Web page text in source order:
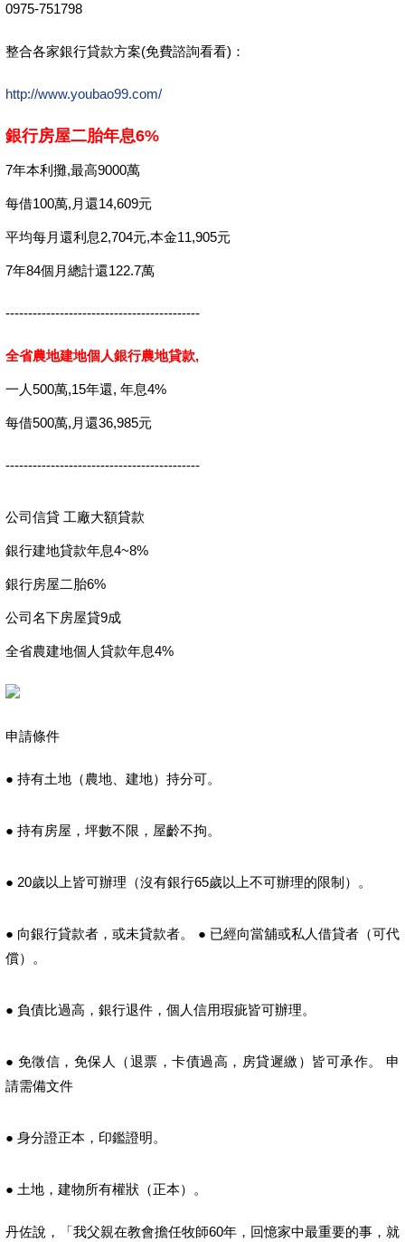
0975-751798
整合各家銀行貸款方案(免費諮詢看看)：
http://www.youbao99.com/
銀行房屋二胎年息6%
7年本利攤,最高9000萬
每借100萬,月還14,609元
平均每月還利息2,704元,本金11,905元
7年84個月總計還122.7萬
-------------------------------------------
全省農地建地個人銀行農地貸款,
一人500萬,15年還, 年息4%
每借500萬,月還36,985元
-------------------------------------------
公司信貸 工廠大額貸款
銀行建地貸款年息4~8%
銀行房屋二胎6%
公司名下房屋貸9成
全省農建地個人貸款年息4%
申請條件
● 持有土地（農地、建地）持分可。
● 持有房屋，坪數不限，屋齡不拘。
● 20歲以上皆可辦理（沒有銀行65歲以上不可辦理的限制）。
● 向銀行貸款者，或未貸款者。 ● 已經向當舖或私人借貸者（可代
償）。
● 負債比過高，銀行退件，個人信用瑕疵皆可辦理。
● 免徵信，免保人（退票，卡債過高，房貸遲繳）皆可承作。 申
請需備文件
● 身分證正本，印鑑證明。
● 土地，建物所有權狀（正本）。
丹佐說，「我父親在教會擔任牧師60年，回憶家中最重要的事，就